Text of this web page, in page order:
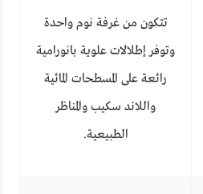
تتكون من غرفة نوم واحدة
وتوفر إطلالات علوية بانورامية
رائعة على المسطحات المائية
واللاند سكيب والمناظر
الطبيعية.